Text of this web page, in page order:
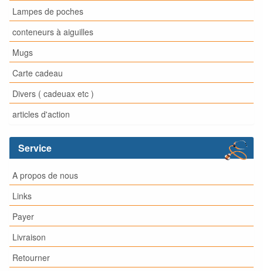
Lampes de poches
conteneurs à aiguilles
Mugs
Carte cadeau
Divers ( cadeuax etc )
articles d'action
Service
A propos de nous
Links
Payer
Livraison
Retourner